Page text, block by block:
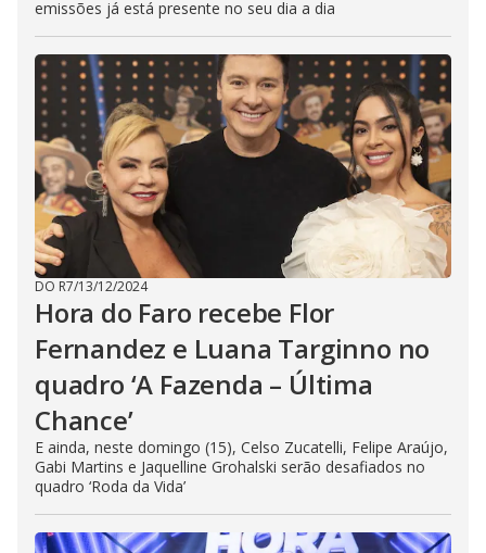
emissões já está presente no seu dia a dia
DO R7/13/12/2024
Hora do Faro recebe Flor
Fernandez e Luana Targinno no
quadro ‘A Fazenda – Última
Chance’
E ainda, neste domingo (15), Celso Zucatelli, Felipe Araújo,
Gabi Martins e Jaquelline Grohalski serão desafiados no
quadro ‘Roda da Vida’